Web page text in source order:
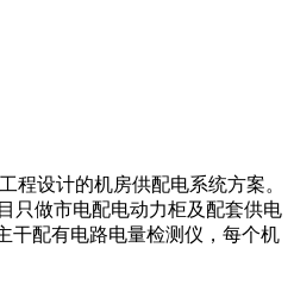
程设计的机房供配电系统方案。
只做市电配电动力柜及配套供电
干配有电路电量检测仪，每个机